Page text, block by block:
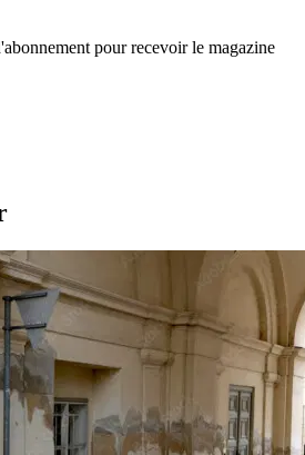
pour recevoir le magazine